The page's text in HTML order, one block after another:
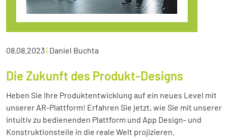
08.08.2023| Daniel Buchta
Die Zukunft des Produkt-Designs
Heben Sie Ihre Produktentwicklung auf ein neues Level mit
unserer AR-Plattform! Erfahren Sie jetzt, wie Sie mit unserer
intuitiv zu bedienenden Plattform und App Design- und
Konstruktionsteile in die reale Welt projizieren.